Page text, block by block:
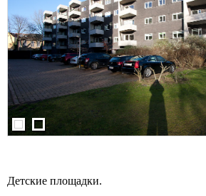
Детские площадки.